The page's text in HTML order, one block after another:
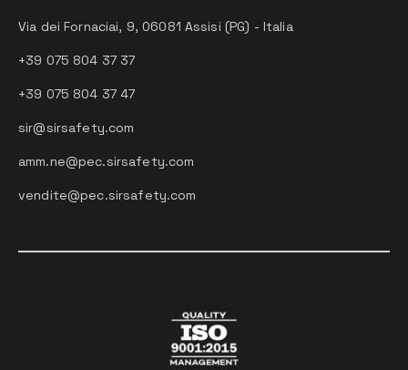
Via dei Fornaciai, 9, 06081 Assisi (PG) - Italia
+39 075 804 37 37
+39 075 804 37 47
sir@sirsafety.com
amm.ne@pec.sirsafety.com
vendite@pec.sirsafety.com